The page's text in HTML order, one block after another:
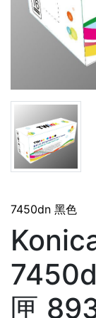
7450dn 黑色
匣